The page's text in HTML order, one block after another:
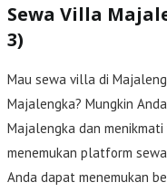
Sewa Villa
3)
Mau sewa villa di
Majalengka? Mungkin
Majalengka dan
menemukan platform
Anda dapat menemukan